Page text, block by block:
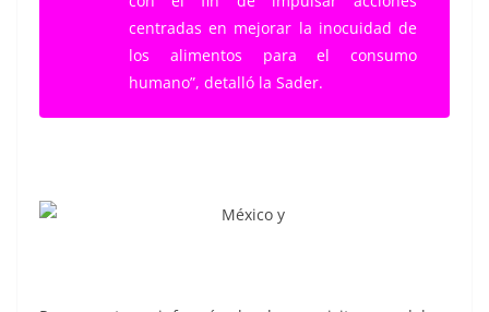
centradas en mejorar la inocuidad de
los alimentos para el consumo
humano”, detalló la Sader.